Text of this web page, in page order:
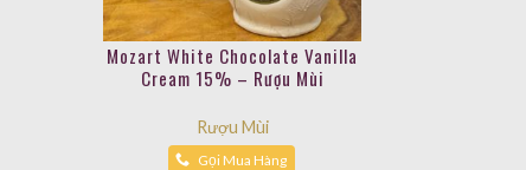
Mozart White Chocolate Vanilla
Cream 15% – Rượu Mùi
Rượu Mùi
Gọi Mua Hàng